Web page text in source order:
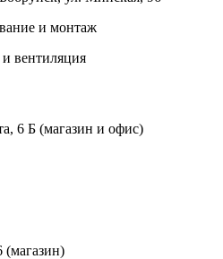
и монтаж
вентиляция
6 Б (магазин и офис)
(магазин)